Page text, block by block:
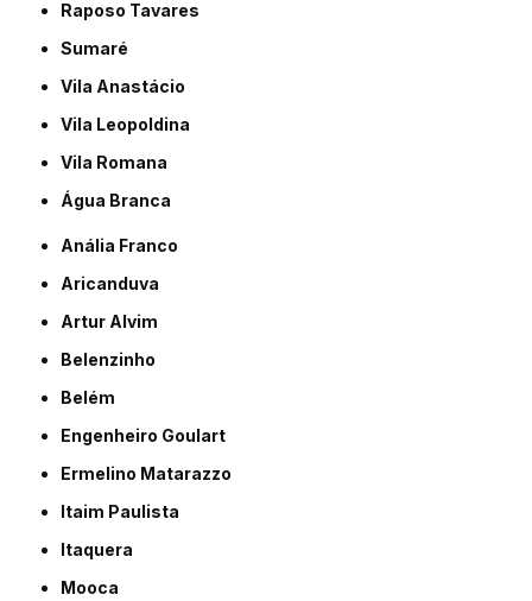
Raposo Tavares
Sumaré
Vila Anastácio
Vila Leopoldina
Vila Romana
Água Branca
Anália Franco
Aricanduva
Artur Alvim
Belenzinho
Belém
Engenheiro Goulart
Ermelino Matarazzo
Itaim Paulista
Itaquera
Mooca